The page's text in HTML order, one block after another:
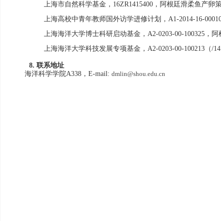
上海市自然科学基金， 16ZR1415400 ，阿根廷滑柔鱼产卵
上海高校中青年教师国外访学进修计划， A1-2014-16-
上海海洋大学博士科研启动基金， A2-0203-00-100325 ，
上海海洋大学科技发展专项基金， A2-0203-00-100213 （/14
8. 联系地址
海洋科学学院A338 ， E-mail: dmlin@shou.edu.cn